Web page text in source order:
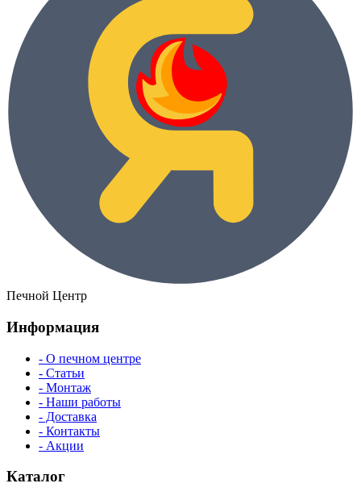
Печной Центр
Информация
- О печном центре
- Статьи
- Монтаж
- Наши работы
- Доставка
- Контакты
- Акции
Каталог